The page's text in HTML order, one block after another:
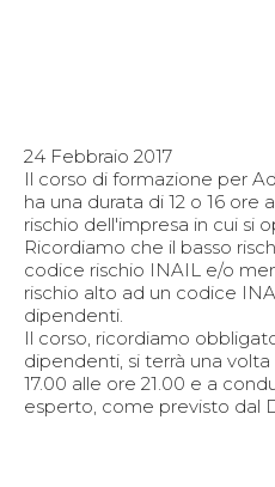
24 Febbraio 2017
Il corso di formazione per
ha una durata di 12 o 16 ore
rischio dell'impresa in cui si
Ricordiamo che il basso
codice rischio INAIL e/o
rischio alto ad un codice
dipendenti.
Il corso, ricordiamo
dipendenti, si terrà una
17.00 alle ore 21.00 e a
esperto, come previsto dal